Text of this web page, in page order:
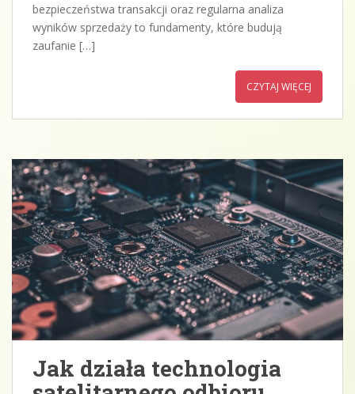
bezpieczeństwa transakcji oraz regularna analiza
wyników sprzedaży to fundamenty, które budują
zaufanie […]
CZYTAJ WIĘCEJ
Jak działa technologia